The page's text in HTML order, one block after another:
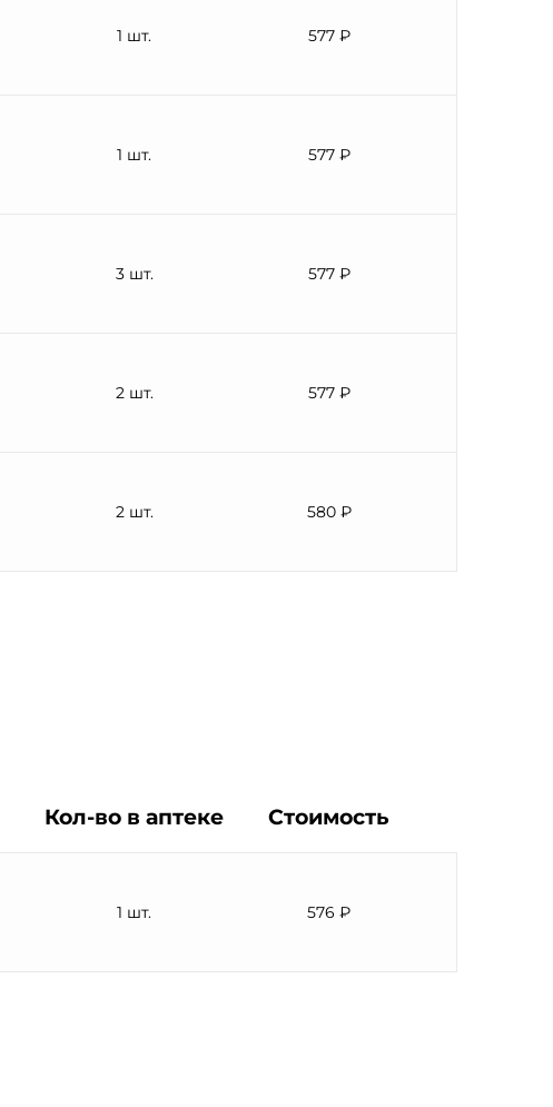
1 шт. 577 ₽
1 шт. 577 ₽
3 шт. 577 ₽
2 шт. 577 ₽
2 шт. 580 ₽
Кол-во в аптеке Стоимость
1 шт. 576 ₽